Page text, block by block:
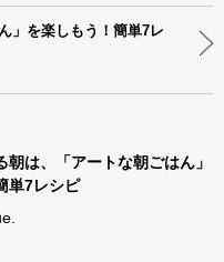
」を楽しもう！簡単7レ
朝は、「アートな朝ごはん」
単7レシピ